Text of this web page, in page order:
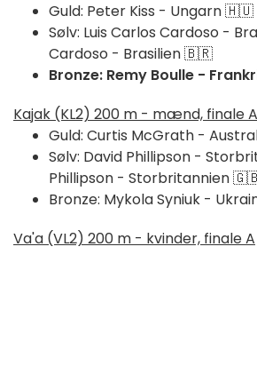
Guld: Peter Kiss - Ungarn 🇭🇺
Sølv: Luis Carlos Cardoso -
Cardoso - Brasilien 🇧🇷
Bronze: Remy Boulle -
Kajak (KL2) 200 m - mænd, finale A
Guld: Curtis McGrath -
Sølv: David Phillipson -
Phillipson - Storbritannien
Bronze: Mykola Syniuk -
Va'a (VL2) 200 m - kvinder, finale A